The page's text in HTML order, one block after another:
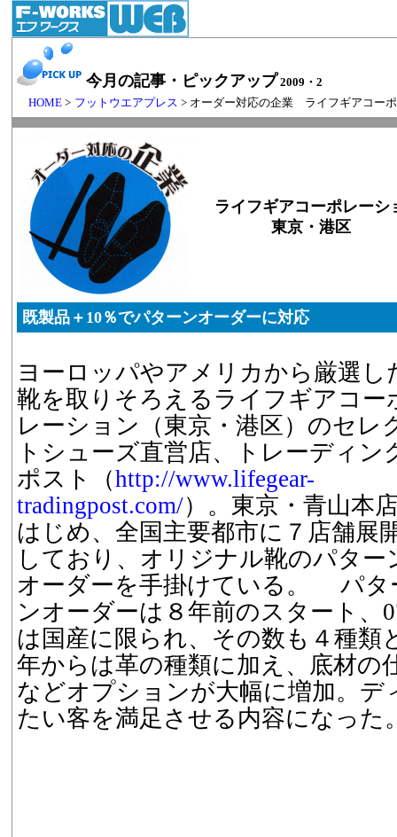
今月の記事・ピックアップ2009・2
HOME > フットウエアプレス> オーダー対応の企業 ライフギアコー
ライフギアコーポレーシ
東京・港区
既製品＋10％でパターンオーダーに対応
ヨーロッパやアメリカから厳選し
靴を取りそろえるライフギアコー
レーション（東京・港区）のセレ
トシューズ直営店、トレーディン
ポスト（http://www.lifegear-
tradingpost.com/）。東京・青山本
はじめ、全国主要都市に７店舗展
しており、オリジナル靴のパター
オーダーを手掛けている。 パタ
ンオーダーは８年前のスタート、
は国産に限られ、その数も４種類
年からは革の種類に加え、底材の
などオプションが大幅に増加。デ
たい客を満足させる内容になった